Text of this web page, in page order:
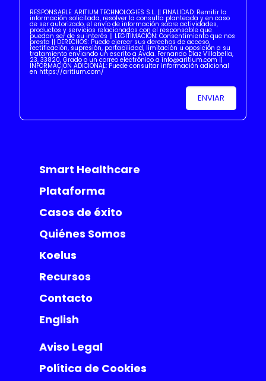
RESPONSABLE: ARITIUM TECHNOLOGIES S.L. || FINALIDAD: Remitir la
información solicitada, resolver la consulta planteada y en caso
de ser autorizado, el envío de información sobre actividades,
productos y servicios relacionados con el responsable que
puedan ser de su interés || LEGITIMACIÓN: Consentimiento que nos
presta || DERECHOS: Puede ejercer sus derechos de acceso,
rectificación, supresión, portabilidad, limitación u oposición a su
tratamiento enviando un escrito a Avda. Fernando Díaz Villabella,
23, 33820, Grado o un correo electrónico a info@aritium.com ||
INFORMACIÓN ADICIONAL: Puede consultar información adicional
en https://aritium.com/
Smart Healthcare
Plataforma
Casos de éxito
Quiénes Somos
Koelus
Recursos
Contacto
English
Aviso Legal
Política de Cookies